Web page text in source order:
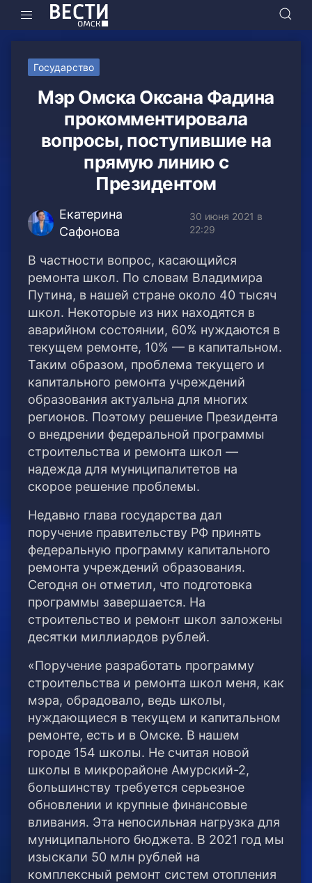
Государство
Мэр Омска Оксана Фадина
прокомментировала
вопросы, поступившие на
прямую линию с
Президентом
Екатерина
Сафонова
30 июня 2021 в
22:29
В частности вопрос, касающийся
ремонта школ. По словам Владимира
Путина, в нашей стране около 40 тысяч
школ. Некоторые из них находятся в
аварийном состоянии, 60% нуждаются в
текущем ремонте, 10% — в капитальном.
Таким образом, проблема текущего и
капитального ремонта учреждений
образования актуальна для многих
регионов. Поэтому решение Президента
о внедрении федеральной программы
строительства и ремонта школ —
надежда для муниципалитетов на
скорое решение проблемы.
Недавно глава государства дал
поручение правительству РФ принять
федеральную программу капитального
ремонта учреждений образования.
Сегодня он отметил, что подготовка
программы завершается. На
строительство и ремонт школ заложены
десятки миллиардов рублей.
«Поручение разработать программу
строительства и ремонта школ меня, как
мэра, обрадовало, ведь школы,
нуждающиеся в текущем и капитальном
ремонте, есть и в Омске. В нашем
городе 154 школы. Не считая новой
школы в микрорайоне Амурский-2,
большинству требуется серьезное
обновлении и крупные финансовые
вливания. Эта непосильная нагрузка для
муниципального бюджета. В 2021 год мы
изыскали 50 млн рублей на
комплексный ремонт систем отопления